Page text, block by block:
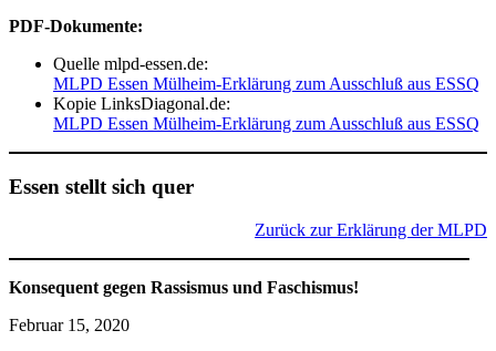
PDF-Dokumente:
Quelle mlpd-essen.de:
MLPD Essen Mülheim-Erklärung zum Ausschluß aus ESSQ
Kopie LinksDiagonal.de:
MLPD Essen Mülheim-Erklärung zum Ausschluß aus ESSQ
Essen stellt sich quer
Zurück zur Erklärung der MLPD
Konsequent gegen Rassismus und Faschismus!
Februar 15, 2020